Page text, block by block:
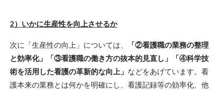
2）いかに生産性を向上させるか
次に「生産性の向上」については、
「②看護職の業務の整理
と効率化」「③看護職の働き方の抜本的見直し」「④科学技
術を活用した看護の革新的な向上」 などをあげています。看
護本来の業務とは何かを明確にし、看護記録等の効率化、他